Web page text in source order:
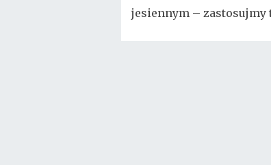
jesiennym – zastosujmy